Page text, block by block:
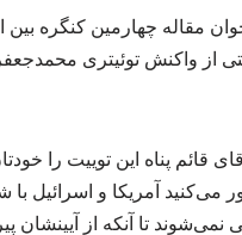
مقاله چهارمین کنگره بین
از واکنش توئیتری
قائم پناه این توییت را
می‌کنید آمریکا و اسرائیل
تا آنکه از آیینشان